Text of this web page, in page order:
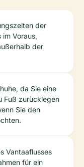
der
im Voraus,
der
da Sie eine
Fuß zurücklegen
Sie den
Vantaaflusses
für ein